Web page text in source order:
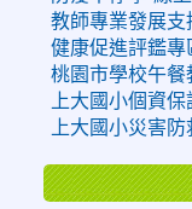
教師專業發展支
健康促進評鑑專
桃園市學校午餐
上大國小個資
上大國小災害